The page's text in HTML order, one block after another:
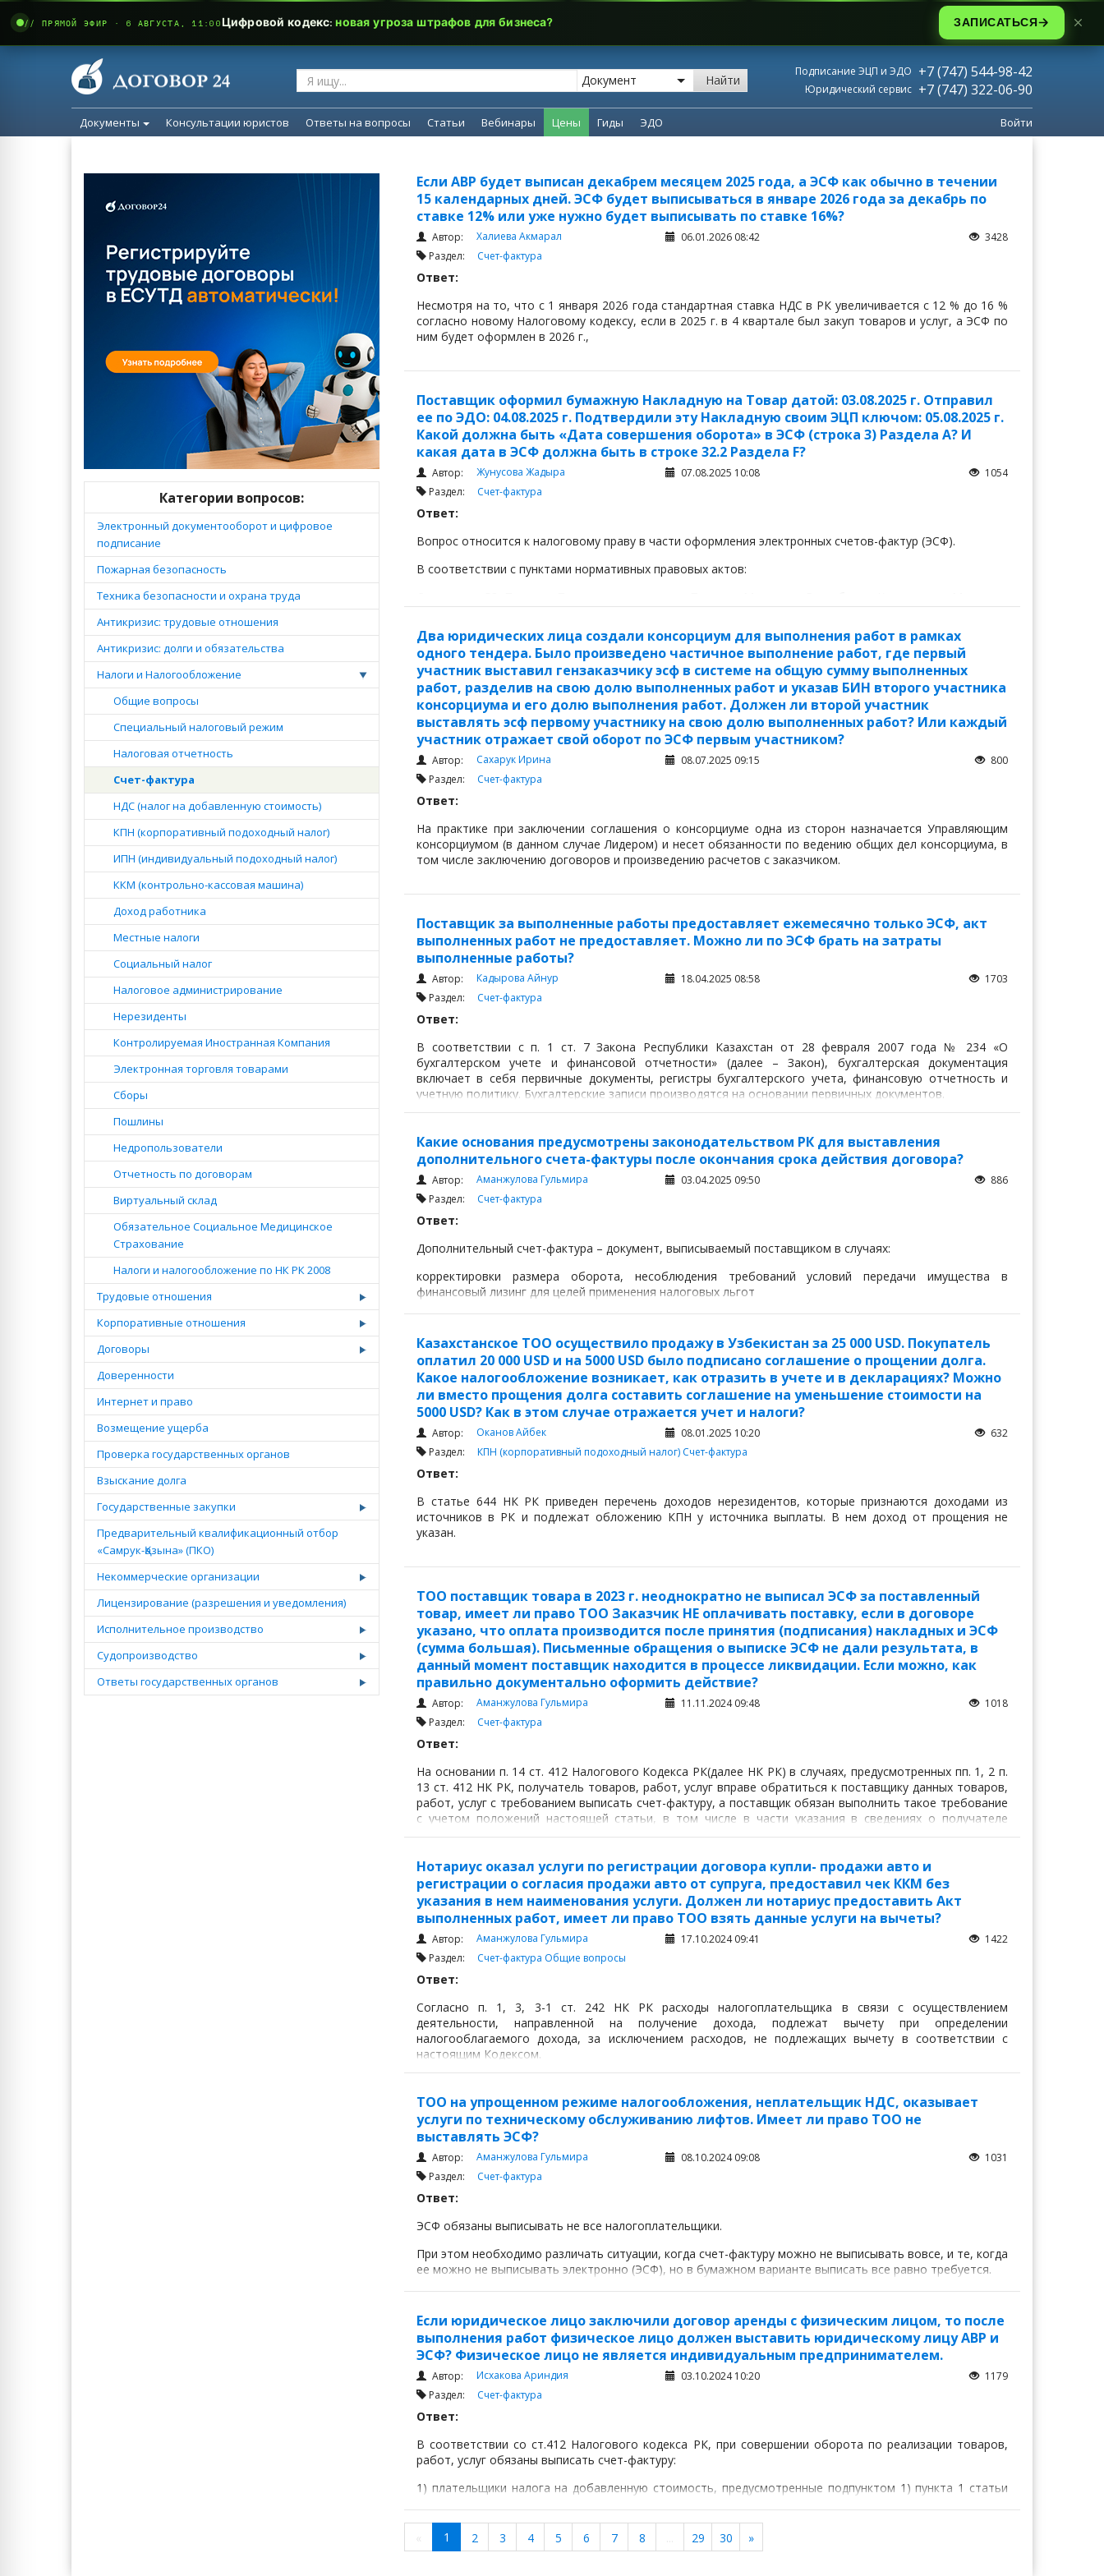
Найти
Подписание ЭЦП и ЭДО +7 (747) 544-98-42
Юридический сервис +7 (747) 322-06-90
Документы Консультации юристов Ответы на вопросы Статьи Вебинары Цены Гиды ЭДО Войти
Категории вопросов:
Электронный документооборот и цифровое
подписание
Пожарная безопасность
Техника безопасности и охрана труда
Антикризис: трудовые отношения
Антикризис: долги и обязательства
Налоги и Налогообложение
Общие вопросы
Специальный налоговый режим
Налоговая отчетность
Счет-фактура
НДС (налог на добавленную стоимость)
КПН (корпоративный подоходный налог)
ИПН (индивидуальный подоходный налог)
ККМ (контрольно-кассовая машина)
Доход работника
Местные налоги
Социальный налог
Налоговое администрирование
Нерезиденты
Контролируемая Иностранная Компания
Электронная торговля товарами
Сборы
Пошлины
Недропользователи
Отчетность по договорам
Виртуальный склад
Обязательное Социальное Медицинское
Страхование
Налоги и налогообложение по НК РК 2008
Трудовые отношения
Корпоративные отношения
Договоры
Доверенности
Интернет и право
Возмещение ущерба
Проверка государственных органов
Взыскание долга
Государственные закупки
Предварительный квалификационный отбор
«Самрук-Қазына» (ПКО)
Некоммерческие организации
Лицензирование (разрешения и уведомления)
Исполнительное производство
Судопроизводство
Ответы государственных органов
Если АВР будет выписан декабрем месяцем 2025 года, а ЭСФ как обычно в течении
15 календарных дней. ЭСФ будет выписываться в январе 2026 года за декабрь по
ставке 12% или уже нужно будет выписывать по ставке 16%?
Автор: Халиева Акмарал 06.01.2026 08:42
3428
Раздел: Счет-фактура
Ответ:
Несмотря на то, что с 1 января 2026 года стандартная ставка НДС в РК увеличивается с 12 % до 16 %
согласно новому Налоговому кодексу, если в 2025 г. в 4 квартале был закуп товаров и услуг, а ЭСФ по
ним будет оформлен в 2026 г.,
Поставщик оформил бумажную Накладную на Товар датой: 03.08.2025 г. Отправил
ее по ЭДО: 04.08.2025 г. Подтвердили эту Накладную своим ЭЦП ключом: 05.08.2025 г.
Какой должна быть «Дата совершения оборота» в ЭСФ (строка 3) Раздела А? И
какая дата в ЭСФ должна быть в строке 32.2 Раздела F?
Автор: Жунусова Жадыра 07.08.2025 10:08
1054
Раздел: Счет-фактура
Ответ:
Вопрос относится к налоговому праву в части оформления электронных счетов-фактур (ЭСФ).
В соответствии с пунктами нормативных правовых актов:
финансов Республики Казахстан от 22 апреля 2019 года № 370
Два юридических лица создали консорциум для выполнения работ в рамках
одного тендера. Было произведено частичное выполнение работ, где первый
участник выставил гензаказчику эсф в системе на общую сумму выполненных
работ, разделив на свою долю выполненных работ и указав БИН второго участника
консорциума и его долю выполнения работ. Должен ли второй участник
выставлять эсф первому участнику на свою долю выполненных работ? Или каждый
участник отражает свой оборот по ЭСФ первым участником?
Автор: Сахарук Ирина 08.07.2025 09:15
800
Раздел: Счет-фактура
Ответ:
На практике при заключении соглашения о консорциуме одна из сторон назначается Управляющим
консорциумом (в данном случае Лидером) и несет обязанности по ведению общих дел консорциума, в
том числе заключению договоров и произведению расчетов с заказчиком.
Поставщик за выполненные работы предоставляет ежемесячно только ЭСФ, акт
выполненных работ не предоставляет. Можно ли по ЭСФ брать на затраты
выполненные работы?
Автор: Кадырова Айнур 18.04.2025 08:58
1703
Раздел: Счет-фактура
Ответ:
В соответствии с п. 1 ст. 7 Закона Республики Казахстан от 28 февраля 2007 года № 234 «О
бухгалтерском учете и финансовой отчетности» (далее – Закон), бухгалтерская документация
включает в себя первичные документы, регистры бухгалтерского учета, финансовую отчетность и
учетную политику. Бухгалтерские записи производятся на основании первичных документов.
Какие основания предусмотрены законодательством РК для выставления
дополнительного счета-фактуры после окончания срока действия договора?
Автор: Аманжулова Гульмира 03.04.2025 09:50
886
Раздел: Счет-фактура
Ответ:
Дополнительный счет-фактура – документ, выписываемый поставщиком в случаях:
корректировки размера оборота, несоблюдения требований условий передачи имущества в
финансовый лизинг для целей применения налоговых льгот
Казахстанское ТОО осуществило продажу в Узбекистан за 25 000 USD. Покупатель
оплатил 20 000 USD и на 5000 USD было подписано соглашение о прощении долга.
Какое налогообложение возникает, как отразить в учете и в декларациях? Можно
ли вместо прощения долга составить соглашение на уменьшение стоимости на
5000 USD? Как в этом случае отражается учет и налоги?
Автор: Оканов Айбек 08.01.2025 10:20
632
Раздел: КПН (корпоративный подоходный налог) Счет-фактура
Ответ:
В статье 644 НК РК приведен перечень доходов нерезидентов, которые признаются доходами из
источников в РК и подлежат обложению КПН у источника выплаты. В нем доход от прощения не
указан.
ТОО поставщик товара в 2023 г. неоднократно не выписал ЭСФ за поставленный
товар, имеет ли право ТОО Заказчик НЕ оплачивать поставку, если в договоре
указано, что оплата производится после принятия (подписания) накладных и ЭСФ
(сумма большая). Письменные обращения о выписке ЭСФ не дали результата, в
данный момент поставщик находится в процессе ликвидации. Если можно, как
правильно документально оформить действие?
Автор: Аманжулова Гульмира 11.11.2024 09:48
1018
Раздел: Счет-фактура
Ответ:
На основании п. 14 ст. 412 Налогового Кодекса РК(далее НК РК) в случаях, предусмотренных пп. 1, 2 п.
13 ст. 412 НК РК, получатель товаров, работ, услуг вправе обратиться к поставщику данных товаров,
работ, услуг с требованием выписать счет-фактуру, а поставщик обязан выполнить такое требование
с учетом положений настоящей статьи, в том числе в части указания в сведениях о получателе
товаров, работ, услуг реквизитов юридического лица.
Нотариус оказал услуги по регистрации договора купли- продажи авто и
регистрации о согласия продажи авто от супруга, предоставил чек ККМ без
указания в нем наименования услуги. Должен ли нотариус предоставить Акт
выполненных работ, имеет ли право ТОО взять данные услуги на вычеты?
Автор: Аманжулова Гульмира 17.10.2024 09:41
1422
Раздел: Счет-фактура Общие вопросы
Ответ:
Согласно п. 1, 3, 3-1 ст. 242 НК РК расходы налогоплательщика в связи с осуществлением
деятельности, направленной на получение дохода, подлежат вычету при определении
налогооблагаемого дохода, за исключением расходов, не подлежащих вычету в соответствии с
настоящим Кодексом.
ТОО на упрощенном режиме налогообложения, неплательщик НДС, оказывает
услуги по техническому обслуживанию лифтов. Имеет ли право ТОО не
выставлять ЭСФ?
Автор: Аманжулова Гульмира 08.10.2024 09:08
1031
Раздел: Счет-фактура
Ответ:
ЭСФ обязаны выписывать не все налогоплательщики.
При этом необходимо различать ситуации, когда счет-фактуру можно не выписывать вовсе, и те, когда
ее можно не выписывать электронно (ЭСФ), но в бумажном варианте выписать все равно требуется.
Если юридическое лицо заключили договор аренды с физическим лицом, то после
выполнения работ физическое лицо должен выставить юридическому лицу АВР и
ЭСФ? Физическое лицо не является индивидуальным предпринимателем.
Автор: Исхакова Ариндия 03.10.2024 10:20
1179
Раздел: Счет-фактура
Ответ:
В соответствии со ст.412 Налогового кодекса РК, при совершении оборота по реализации товаров,
работ, услуг обязаны выписать счет-фактуру:
1) плательщики налога на добавленную стоимость, предусмотренные подпунктом 1) пункта 1 статьи
1 2 3 4 5 6 7 8 29 30 »
// ПРЯМОЙ ЭФИР · 6 АВГУСТА, 11:00Цифровой кодекс:новая угроза штрафов для бизнеса? ЗАПИСАТЬСЯ